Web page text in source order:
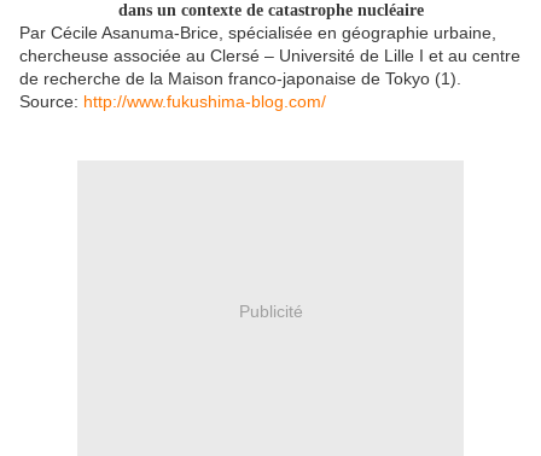
dans un contexte de catastrophe nucléaire
Par Cécile Asanuma-Brice, spécialisée en géographie urbaine,
chercheuse associée au Clersé – Université de Lille I et au centre
de recherche de la Maison franco-japonaise de Tokyo (1).
Source: http://www.fukushima-blog.com/
Publicité